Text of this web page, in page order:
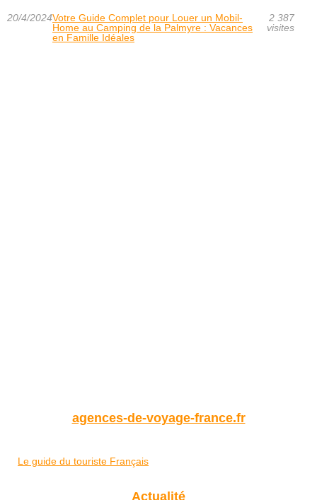
20/4/2024Votre Guide Complet pour Louer un Mobil-
Home au Camping de la Palmyre : Vacances
en Famille Idéales
2 387
visites
agences-de-voyage-france.fr
Le guide du touriste Français
Actualité